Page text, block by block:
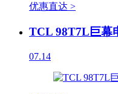
优惠直达 >
TCL 98T7L巨幕
07.14